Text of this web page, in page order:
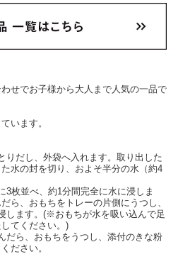
せでお子様から大人まで人気の一品で
います。
りだし、外袋へ入れます。取り出した
水の封を切り、およそ半分の水（約4
3枚並べ、約1分間完全に水に浸しま
ら、おもちをトレーの片側にうつし、
します。(※おもちが水を吸い込んで足
てください。)
だら、おもちをうつし、添付のきな粉
ださい。